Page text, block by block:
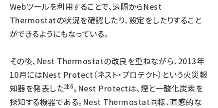
Webツールを利用することで、遠隔からNest
Thermostatの状況を確認したり、設定をしたりすること
ができるようにもなっている。
その後、Nest Thermostatの改良を重ねながら、2013年
10月にはNest Protect（ネスト・プロテクト）という火災報
知器を発表した注6。Nest Protectは、煙と一酸化炭素を
探知する機器である。Nest Thermostat同様、直感的な